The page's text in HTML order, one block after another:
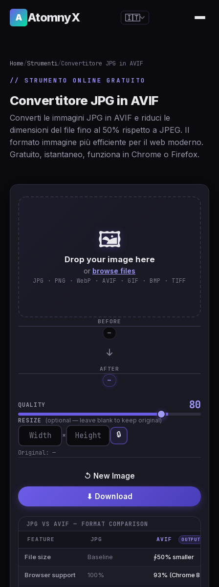
A AtomnyX 🇮🇹
🇯🇵日本語
🇷🇺Русский
Türkçe
Home/Strumenti/Convertitore JPG in AVIF
// STRUMENTO ONLINE GRATUITO
Convertitore JPG in AVIF
Converti le immagini JPG in AVIF e riduci le
dimensioni del file fino al 50% rispetto a JPEG. Il
formato immagine più efficiente per il web moderno.
Gratuito, istantaneo, funziona in Chrome o Firefox.
🖼️
Drop your image here
or browse files
JPG · PNG · WebP · AVIF · GIF · BMP · TIFF
BEFORE
—
AFTER
Processing…
—
QUALITY 80
RESIZE (optional — leave blank to keep original)
× 🔒
Original: —
⬇ Download
↺ New Image
JPG VS AVIF — FORMAT COMPARISON
FEATURE JPG AVIF OUTPUT
File size Baseline ∳50% smaller
Browser support 100% 93% (Chrome 85+,